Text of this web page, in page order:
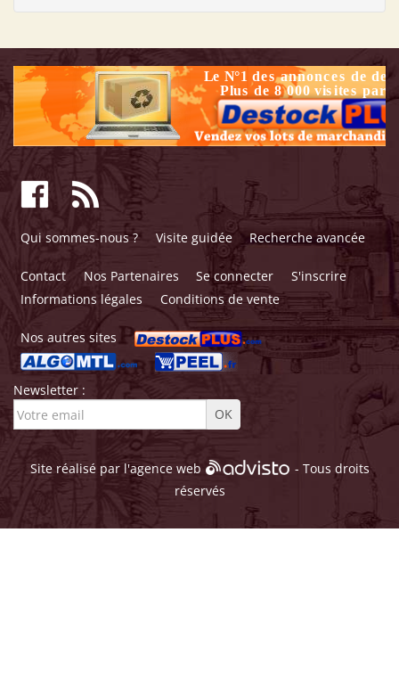
Qui sommes-nous ? Visite guidée Recherche avancée
Contact Nos Partenaires Se connecter
S'inscrire
Informations légales
Conditions de vente
Nos autres sites
Newsletter :
Site réalisé par l'agence web
- Tous droits
réservés